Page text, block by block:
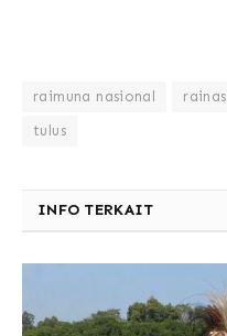
raimuna nasional rainas
tulus
INFO TERKAIT